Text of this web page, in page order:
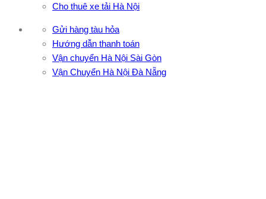
Cho thuê xe tải Hà Nội
Gửi hàng tàu hỏa
Hướng dẫn thanh toán
Vận chuyển Hà Nội Sài Gòn
Vận Chuyển Hà Nội Đà Nẵng